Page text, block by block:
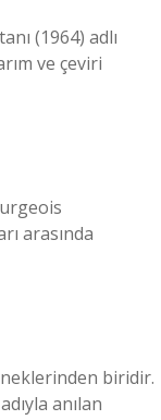
(1964) adlı
ve çeviri
arasında
biridir.
anılan